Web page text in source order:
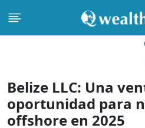
Belize LLC: Una
oportunidad para
offshore en 2025